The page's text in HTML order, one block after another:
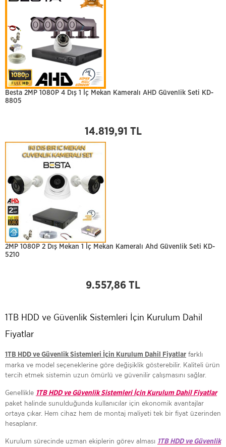
Besta 2MP 1080P 4 Dış 1 İç Mekan Kameralı AHD Güvenlik Seti KD-
8805
14.819,91 TL
2MP 1080P 2 Dış Mekan 1 İç Mekan Kameralı Ahd Güvenlik Seti KD-
5210
9.557,86 TL
1TB HDD ve Güvenlik Sistemleri İçin Kurulum Dahil
Fiyatlar
1TB HDD ve Güvenlik Sistemleri İçin Kurulum Dahil Fiyatlar farklı
marka ve model seçeneklerine göre değişiklik gösterebilir. Kaliteli ürün
tercih etmek sistemin uzun ömürlü ve güvenilir çalışmasını sağlar.
Genellikle 1TB HDD ve Güvenlik Sistemleri İçin Kurulum Dahil Fiyatlar
paket halinde sunulduğunda kullanıcılar için ekonomik avantajlar
ortaya çıkar. Hem cihaz hem de montaj maliyeti tek bir fiyat üzerinden
hesaplanır.
Kurulum sürecinde uzman ekiplerin görev alması 1TB HDD ve Güvenlik